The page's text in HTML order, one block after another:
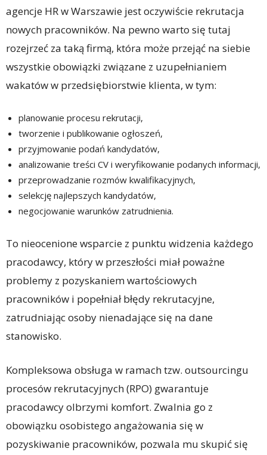
agencje HR w Warszawie jest oczywiście rekrutacja
nowych pracowników. Na pewno warto się tutaj
rozejrzeć za taką firmą, która może przejąć na siebie
wszystkie obowiązki związane z uzupełnianiem
wakatów w przedsiębiorstwie klienta, w tym:
planowanie procesu rekrutacji,
tworzenie i publikowanie ogłoszeń,
przyjmowanie podań kandydatów,
analizowanie treści CV i weryfikowanie podanych informacji,
przeprowadzanie rozmów kwalifikacyjnych,
selekcję najlepszych kandydatów,
negocjowanie warunków zatrudnienia.
To nieocenione wsparcie z punktu widzenia każdego
pracodawcy, który w przeszłości miał poważne
problemy z pozyskaniem wartościowych
pracowników i popełniał błędy rekrutacyjne,
zatrudniając osoby nienadające się na dane
stanowisko.
Kompleksowa obsługa w ramach tzw. outsourcingu
procesów rekrutacyjnych (RPO) gwarantuje
pracodawcy olbrzymi komfort. Zwalnia go z
obowiązku osobistego angażowania się w
pozyskiwanie pracowników, pozwala mu skupić się